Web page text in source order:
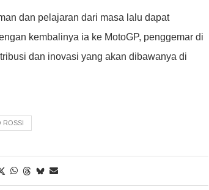
dan pelajaran dari masa lalu dapat
kembalinya ia ke MotoGP, penggemar di
dan inovasi yang akan dibawanya di
ROSSI